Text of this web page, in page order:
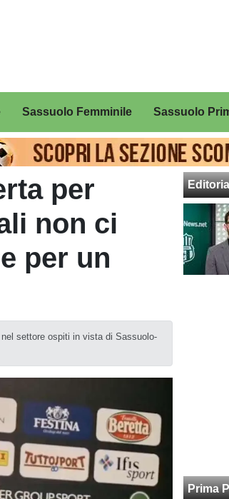
Sassuolo Femminile Sassuolo
per
non ci
per un
settore ospiti in vista di Sassuolo-
Prima